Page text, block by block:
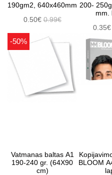
190gm2, 640x460mm
0.50€0.99€
200-
mm.
0.35€
-50%
Vatmanas baltas A1
190-240 gr. (64X90
cm)
BLOOM